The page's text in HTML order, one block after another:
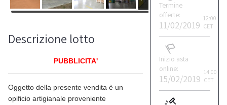
Termine
offerte:
11/02/2019
12:00
CET
Inizio asta
online:
15/02/2019
14:00
CET
Descrizione lotto
PUBBLICITA'
Oggetto della presente vendita è un
opificio artigianale proveniente